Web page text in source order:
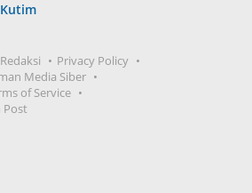
Redaksi
Privacy Policy
Media Siber
of Service
Post